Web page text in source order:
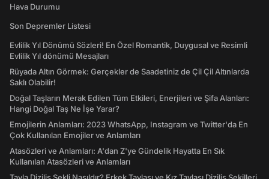
Hava Durumu
Son Depremler Listesi
Evlilik Yıl Dönümü Sözleri! En Özel Romantik, Duygusal ve Resimli
Evlilik Yıl dönümü Mesajları
Rüyada Altın Görmek: Gerçekler de Saadetiniz de Çil Çil Altınlarda
Saklı Olabilir!
Doğal Taşların Merak Edilen Tüm Etkileri, Enerjileri ve Şifa Alanları:
Hangi Doğal Taş Ne İşe Yarar?
Emojilerin Anlamları: 2023 WhatsApp, Instagram ve Twitter'da En
Çok Kullanılan Emojiler ve Anlamları
Atasözleri ve Anlamları: A'dan Z'ye Gündelik Hayatta En Sık
Kullanılan Atasözleri ve Anlamları